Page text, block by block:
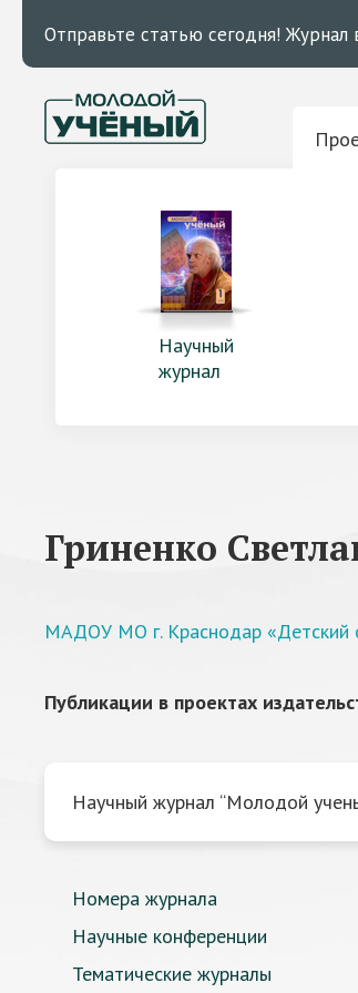
Отправьте статью сегодня! Журнал
Научный
журнал
Гриненко
МАДОУ МО г. Краснодар «Детский
Публикации в проектах
Научный журнал “Молодой
Номера журнала
Научные конференции
Тематические журналы